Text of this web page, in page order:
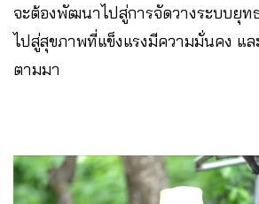
จะต้องพัฒนาไปสู่การจัดวางระบบยุท
ไปสู่สุขภาพที่แข็งแรงมีความมั่นคง แล
ตามมา